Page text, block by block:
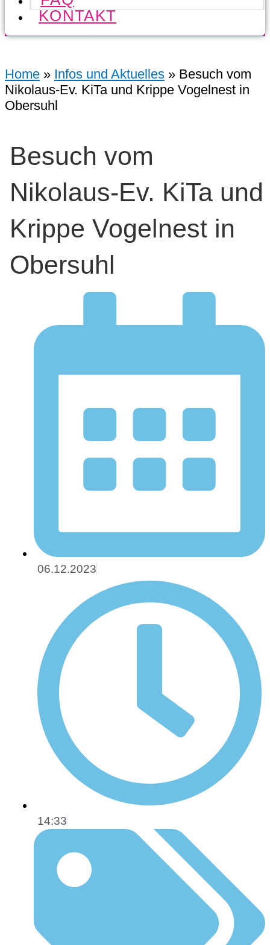
KONTAKT
Home » Infos und Aktuelles » Besuch vom
Nikolaus-Ev. KiTa und Krippe Vogelnest in
Obersuhl
Besuch vom
Nikolaus-Ev. KiTa und
Krippe Vogelnest in
Obersuhl
06.12.2023
14:33